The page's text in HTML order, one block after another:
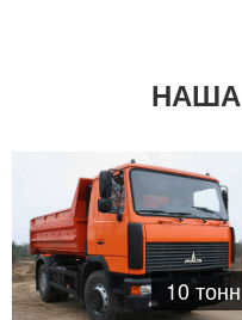
НАША
10 тонн